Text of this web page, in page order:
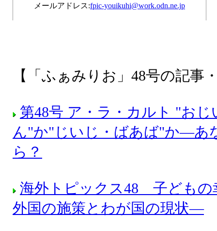
メールアドレス:fpic-youikuhi@work.odn.ne.jp
【「ふぁみりお」48号の記事
第48号 ア・ラ・カルト "お
ん"か"じいじ・ばあば"か―あ
ら？
海外トピックス48 子ども
外国の施策とわが国の現状―